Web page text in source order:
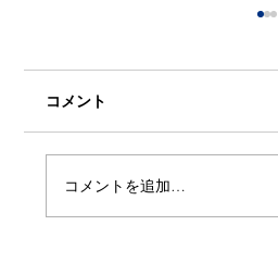
コメント
コメントを追加…